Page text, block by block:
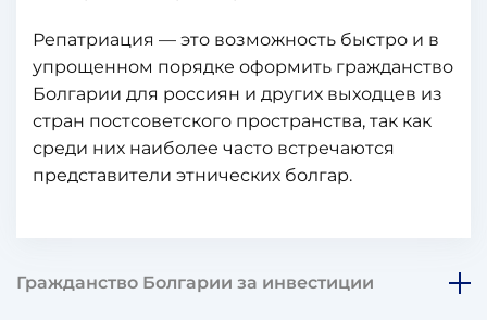
Репатриация — это возможность быстро и в
упрощенном порядке оформить гражданство
Болгарии для россиян и других выходцев из
стран постсоветского пространства, так как
среди них наиболее часто встречаются
представители этнических болгар.
Гражданство Болгарии за инвестиции